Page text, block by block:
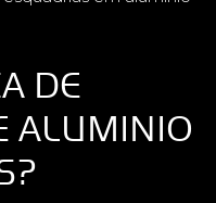
DE
ALUMINIO